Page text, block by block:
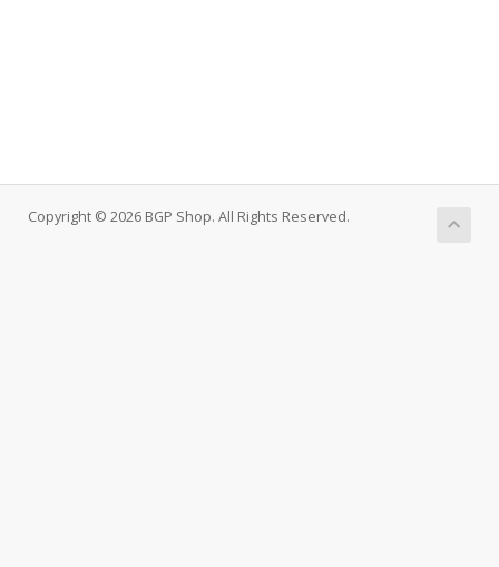
Copyright © 2026 BGP Shop. All Rights Reserved.